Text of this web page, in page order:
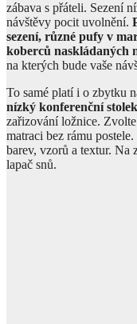
zábava s přáteli. Sezení
návštěvy pocit uvolnění.
sezení, různé pufy v
koberců naskládaných
na kterých bude vaše
To samé platí i o zbytku
nízký konferenční
zařizování ložnice.
matraci bez rámu
barev, vzorů a textur. Na
lapač snů.